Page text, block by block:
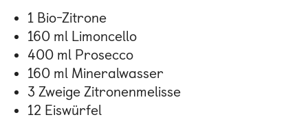
1 Bio-Zitrone
160 ml Limoncello
400 ml Prosecco
160 ml Mineralwasser
3 Zweige Zitronenmelisse
12 Eiswürfel